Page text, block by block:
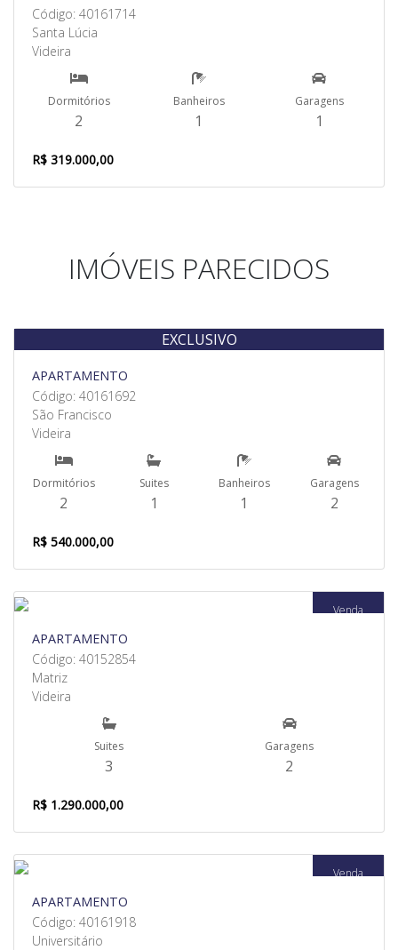
Código: 40161714
Santa Lúcia
Videira
Dormitórios
2
Banheiros
1
Garagens
1
R$ 319.000,00
IMÓVEIS PARECIDOS
Venda
EXCLUSIVO
APARTAMENTO
Código: 40161692
São Francisco
Videira
Dormitórios
2
Suites
1
Banheiros
1
Garagens
2
R$ 540.000,00
Venda
APARTAMENTO
Código: 40152854
Matriz
Videira
Suites
3
Garagens
2
R$ 1.290.000,00
Venda
APARTAMENTO
Código: 40161918
Universitário